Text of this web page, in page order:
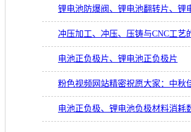
锂电池防爆阀、锂电池翻转片、锂
冲压加工、冲压、压铸与CNC工艺
电池正负极片、锂电池正负极片
粉色视频网站精密祝愿大家：中秋
电池正负极、锂电池负极材料消耗